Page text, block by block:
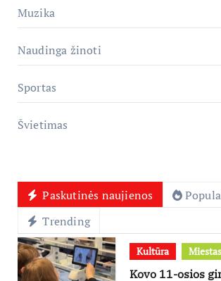
Muzika
Naudinga žinoti
Sportas
Švietimas
Paskutinės naujienos
Trending
Kultūra Miestas
Kovo 11-osios